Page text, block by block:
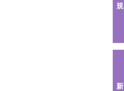
規
新